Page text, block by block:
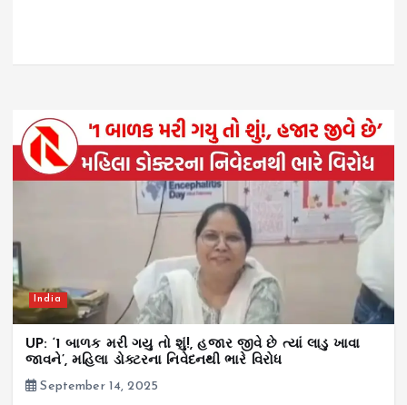
India
UP: ‘1 બાળક મરી ગયુ તો શું!, હજાર જીવે છે ત્યાં લાડુ ખાવા
જાવને’, મહિલા ડોક્ટરના નિવેદનથી ભારે વિરોધ
September 14, 2025